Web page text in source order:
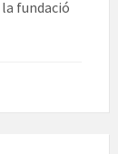
fundació